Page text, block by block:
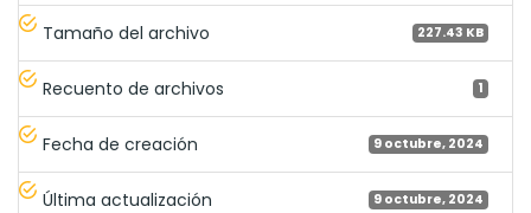
Tamaño del archivo 227.43 KB
Recuento de archivos 1
Fecha de creación 9 octubre, 2024
Última actualización 9 octubre, 2024